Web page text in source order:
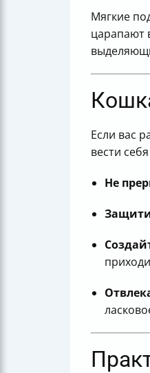
Мягкие
царапают
Если вас
вести
Не